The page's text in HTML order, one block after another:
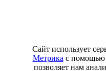
Сайт использует
Метрика с помощью
позволяет нам